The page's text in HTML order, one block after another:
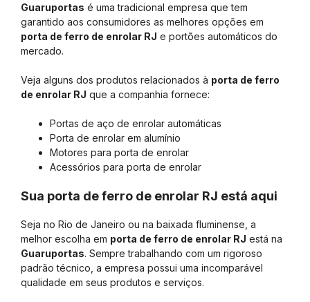
Guaruportas é uma tradicional empresa que tem
garantido aos consumidores as melhores opções em
porta de ferro de enrolar RJ e portões automáticos do
mercado.
Veja alguns dos produtos relacionados à porta de ferro
de enrolar RJ que a companhia fornece:
Portas de aço de enrolar automáticas
Porta de enrolar em alumínio
Motores para porta de enrolar
Acessórios para porta de enrolar
Sua porta de ferro de enrolar RJ está aqui
Seja no Rio de Janeiro ou na baixada fluminense, a
melhor escolha em porta de ferro de enrolar RJ está na
Guaruportas. Sempre trabalhando com um rigoroso
padrão técnico, a empresa possui uma incomparável
qualidade em seus produtos e serviços.